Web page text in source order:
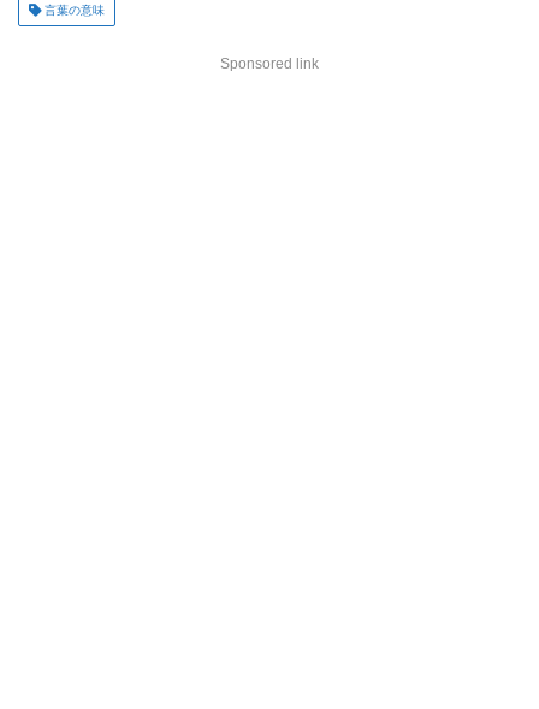
言葉の意味
Sponsored link